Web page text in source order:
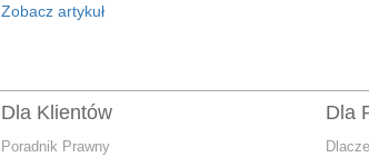
Zobacz artykuł
Dla Klientów
Poradnik Prawny
Dla